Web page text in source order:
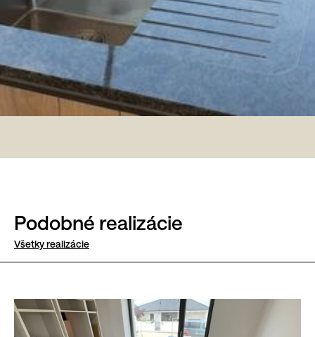
Podobné realizácie
Všetky realizácie